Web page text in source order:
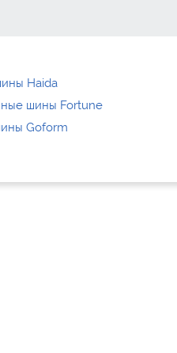
Haida
шины Fortune
Goform